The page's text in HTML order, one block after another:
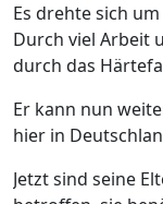
Es drehte sich
Durch viel Arbeit
durch das
Er kann nun
hier in
Jetzt sind seine